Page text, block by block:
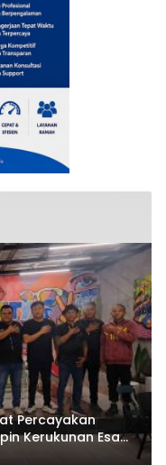
Percayakan
Kerukunan Esa